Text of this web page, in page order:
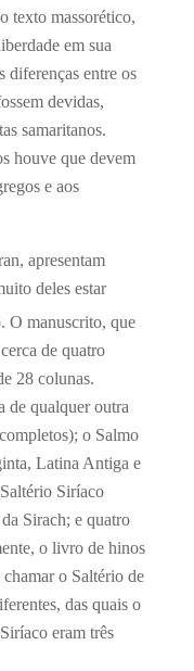
texto massorético,
em sua
diferenças entre os
devidas,
samaritanos.
houve que devem
e aos
apresentam
deles estar
O manuscrito, que
de quatro
28 colunas.
de qualquer outra
o Salmo
Latina Antiga e
Siríaco
Sirach; e quatro
o livro de hinos
o Saltério de
das quais o
eram três